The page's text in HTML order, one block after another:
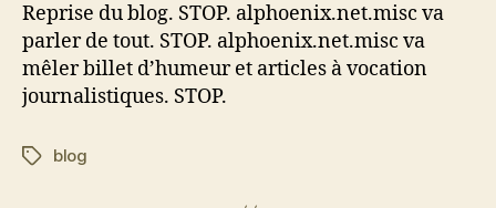
Reprise du blog. STOP. alphoenix.net.misc va
parler de tout. STOP. alphoenix.net.misc va
mêler billet d’humeur et articles à vocation
journalistiques. STOP.
Étiquettes
blog